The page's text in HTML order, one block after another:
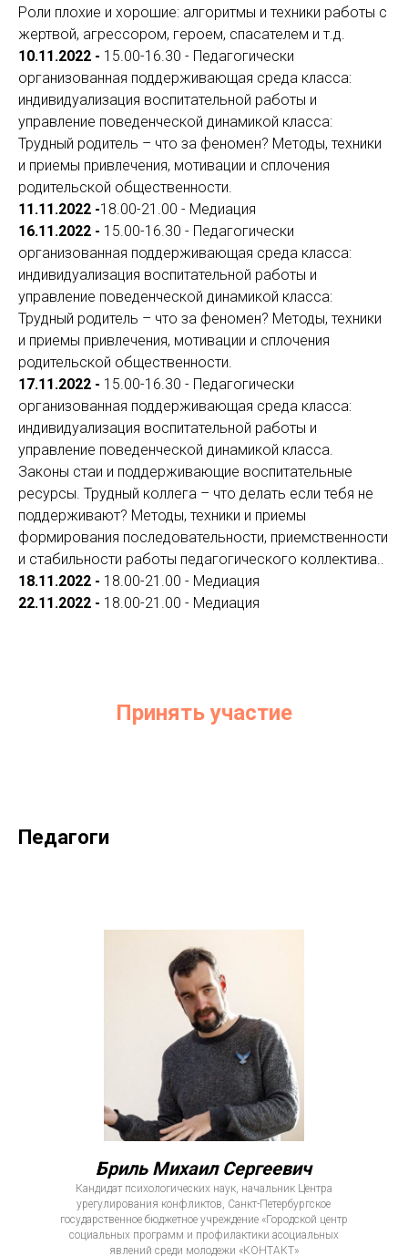
Роли плохие и хорошие: алгоритмы и техники работы с
жертвой, агрессором, героем, спасателем и т.д.
10.11.2022 - 15.00-16.30 - Педагогически
организованная поддерживающая среда класса:
индивидуализация воспитательной работы и
управление поведенческой динамикой класса:
Трудный родитель – что за феномен? Методы, техники
и приемы привлечения, мотивации и сплочения
родительской общественности.
11.11.2022 -18.00-21.00 - Медиация
16.11.2022 - 15.00-16.30 - Педагогически
организованная поддерживающая среда класса:
индивидуализация воспитательной работы и
управление поведенческой динамикой класса:
Трудный родитель – что за феномен? Методы, техники
и приемы привлечения, мотивации и сплочения
родительской общественности.
17.11.2022 - 15.00-16.30 - Педагогически
организованная поддерживающая среда класса:
индивидуализация воспитательной работы и
управление поведенческой динамикой класса.
Законы стаи и поддерживающие воспитательные
ресурсы. Трудный коллега – что делать если тебя не
поддерживают? Методы, техники и приемы
формирования последовательности, приемственности
и стабильности работы педагогического коллектива..
18.11.2022 - 18.00-21.00 - Медиация
22.11.2022 - 18.00-21.00 - Медиация
Принять участие
Педагоги
Бриль Михаил Сергеевич
Кандидат психологических наук, начальник Центра
урегулирования конфликтов, Санкт-Петербургское
государственное бюджетное учреждение «Городской центр
социальных программ и профилактики асоциальных
явлений среди молодежи «КОНТАКТ»